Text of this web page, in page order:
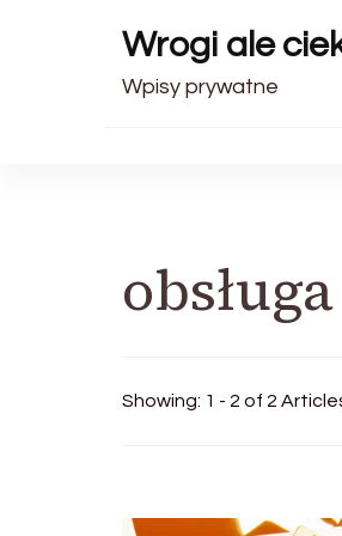
Wrogi ale
Wpisy prywatne
Showing: 1 - 2 of 2